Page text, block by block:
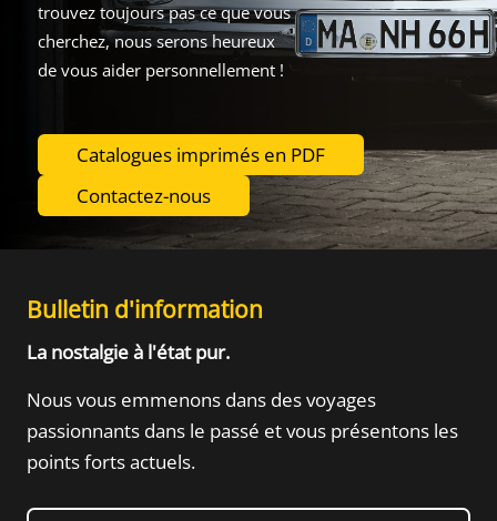
trouvez toujours pas ce que vous
cherchez, nous serons heureux
de vous aider personnellement !
Catalogues imprimés en PDF
Contactez-nous
Bulletin d'information
La nostalgie à l'état pur.
Nous vous emmenons dans des voyages
passionnants dans le passé et vous présentons les
points forts actuels.